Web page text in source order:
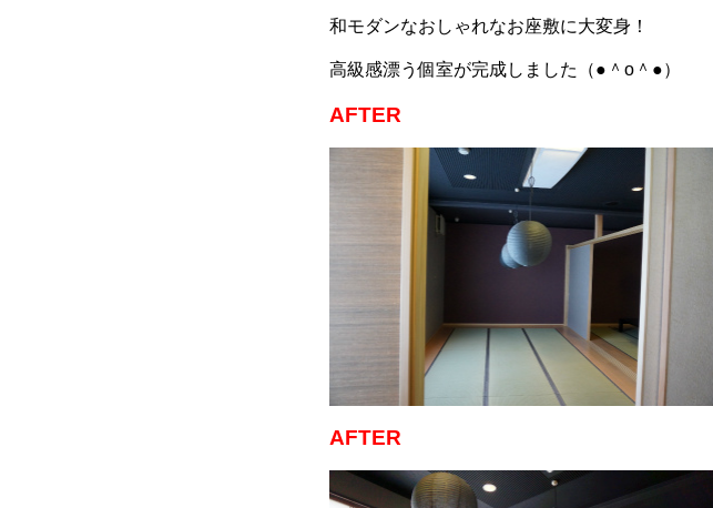
和モダンなおしゃれなお座敷に大変身！
高級感漂う個室が完成しました（●＾o＾●）
AFTER
AFTER